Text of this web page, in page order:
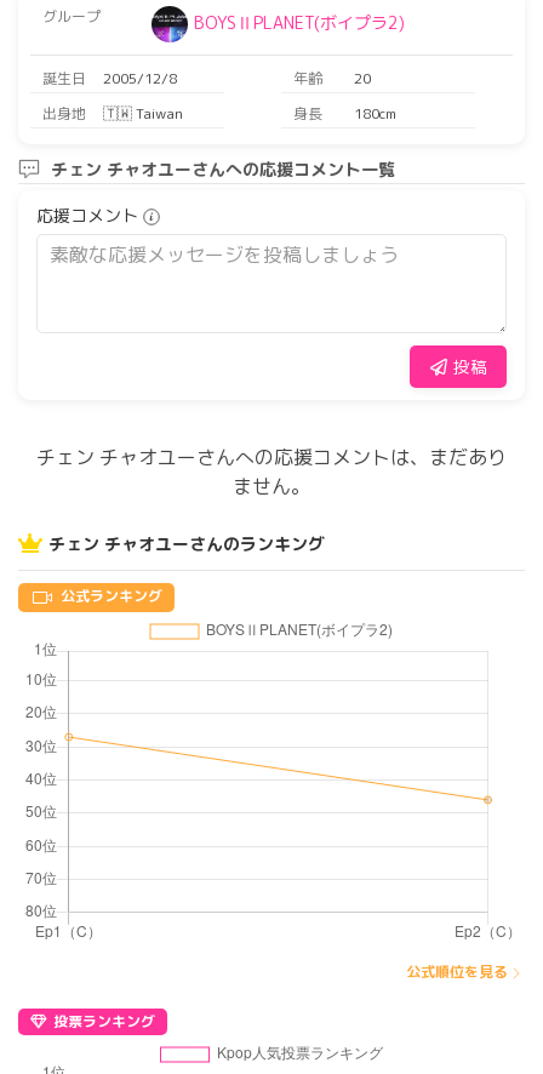
グループ BOYSⅡPLANET(ボイプラ2)
誕生日 2005/12/8 年齢
20
出身地
🇹🇼 Taiwan 身長 180cm
チェン チャオユーさんへの応援コメント一覧
応援コメント
投稿
チェン チャオユーさんへの応援コメントは、まだあり
ません。
チェン チャオユーさんのランキング
公式ランキング
公式順位を見る
投票ランキング